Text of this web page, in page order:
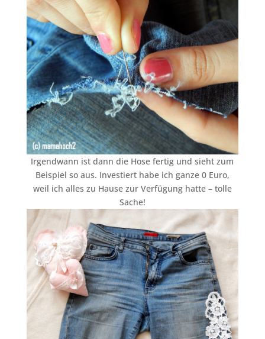
Irgendwann ist dann die Hose fertig und sieht zum
Beispiel so aus. Investiert habe ich ganze 0 Euro,
weil ich alles zu Hause zur Verfügung hatte – tolle
Sache!